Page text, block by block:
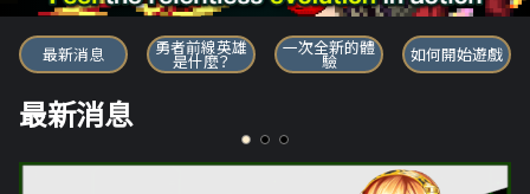
勇者前線英雄
最新消息 勇者前線英雄
是什麼？
一次全新的體
驗 如何開始遊戲
最新消息